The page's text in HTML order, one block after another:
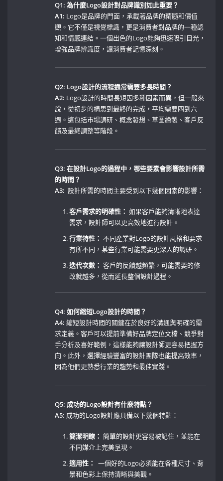
Q1: 為什麼Logo設計對品牌識別如此重要？
A1: Logo是品牌的門面，承載著品牌的精髓和價值
觀。它不僅是視覺標識，更是消費者對品牌的一種認
知和情感連結。一個出色的Logo能夠迅速吸引目光，
增強品牌辨識度，讓消費者記憶深刻。
Q2: Logo設計的流程通常需要多長時間？
A2: Logo設計的時間長短因多種因素而異，但一般來
說，從初步的構思到最終的完成，平均需要四到六
週。這包括市場調研、概念發想、草圖繪製、客戶反
饋及最終調整等階段。
Q3: ‍在設計Logo的過程中，哪些要素會影響設計所需
的時間？
A3: ​ 設計所需的時間主要受到以下幾個因素的影響：
客戶需求的明確性： 如果客戶能夠清晰地表達
需求，設計師可以更高效地進行設計。
行業特性： 不同產業對Logo的設計風格和要求
有所不同，某些行業可能需要更深入的調研。
迭代次數： 客戶的反饋越頻繁，可能需要的修
改就越多，從而延長整個設計過程。
Q4: 如何縮短Logo設計的時間？
A4: 縮短設計時間的關鍵在於良好的溝通與明確的需
求定義。客戶可以提前準備好品牌定位文檔、競爭對
手分析及喜好範例，這樣能夠讓設計師更容易把握方
向。此外，選擇經驗豐富的設計團隊也能提高效率，
因為他們更熟悉行業的趨勢和最佳實踐。
Q5: 成功的Logo設計有什麼特點？
A5: 成功的Logo設計應具備以下幾個特點：
簡潔明瞭： 簡單的設計更容易被記住，並能在
不同媒介上完美呈現。
適用性：
‌ 一個好的Logo必須能在各種尺寸、背
景和色彩上保持清晰與美觀。